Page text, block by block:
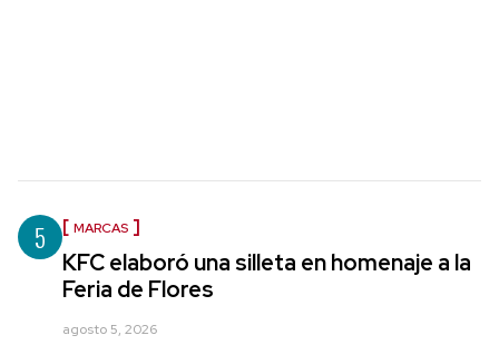
5 MARCAS
KFC elaboró una silleta en homenaje a la
Feria de Flores
agosto 5, 2026